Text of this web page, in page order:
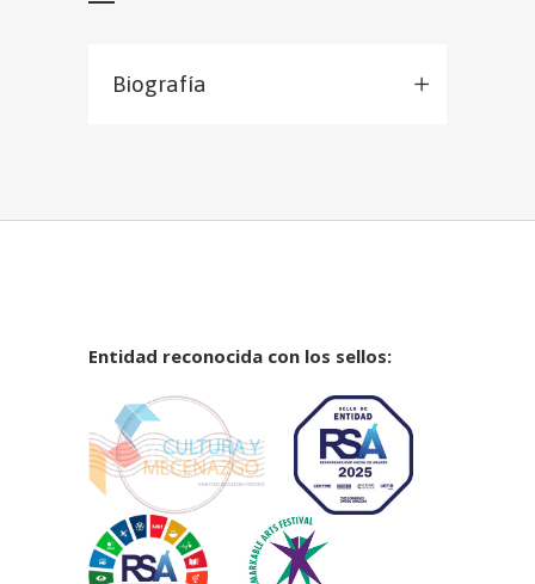
Biografía
Entidad reconocida con los sellos: